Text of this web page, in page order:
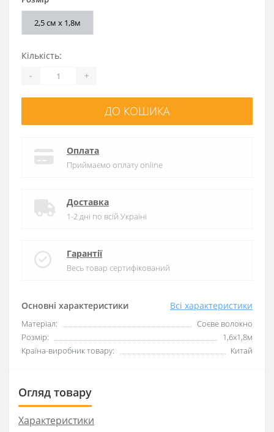
Основні характеристики Всі характеристики
Матеріал:
Соєве волокно
Розмір:
1,6х1,8м
Країна-виробник товару:
Китай
2,5 см х 1,8м
Кількість:
- +
ДО КОШИКА
Оплата
Приймаємо оплату online
Доставка
1-2 дні по всій Україні
Гарантії
Весь товар сертифікований
Огляд товару
Характеристики